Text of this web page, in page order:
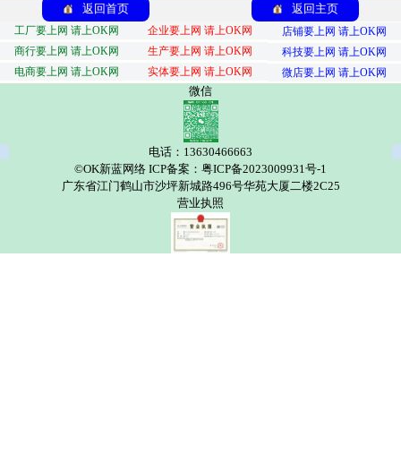
返回首页 返回主页
工厂要上网 请上OK网 企业要上网 请上OK网
店铺要上网 请上OK网
商行要上网 请上OK网
生产要上网 请上OK网
科技要上网 请上OK网
电商要上网 请上OK网
实体要上网 请上OK网 微店要上网 请上OK网
微信
电话：13630466663
©OK新蓝网络 ICP备案：粤ICP备2023009931号-1
广东省江门鹤山市沙坪新城路496号华苑大厦二楼2C25
营业执照